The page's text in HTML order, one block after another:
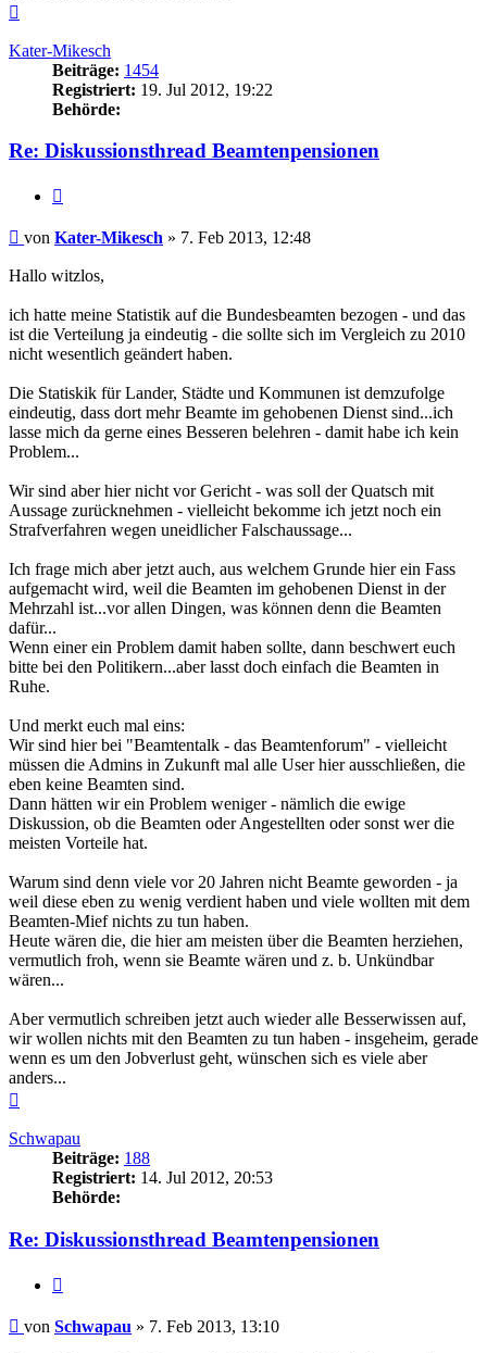
Kater-Mikesch
Beiträge: 1454
Registriert: 19. Jul 2012, 19:22
Behörde:
Re: Diskussionsthread Beamtenpensionen
Beitrag
von Kater-Mikesch » 7. Feb 2013, 12:48
Hallo witzlos,
ich hatte meine Statistik auf die Bundesbeamten bezogen - und das
ist die Verteilung ja eindeutig - die sollte sich im Vergleich zu 2010
nicht wesentlich geändert haben.
Die Statiskik für Lander, Städte und Kommunen ist demzufolge
eindeutig, dass dort mehr Beamte im gehobenen Dienst sind...ich
lasse mich da gerne eines Besseren belehren - damit habe ich kein
Problem...
Wir sind aber hier nicht vor Gericht - was soll der Quatsch mit
Aussage zurücknehmen - vielleicht bekomme ich jetzt noch ein
Strafverfahren wegen uneidlicher Falschaussage...
Ich frage mich aber jetzt auch, aus welchem Grunde hier ein Fass
aufgemacht wird, weil die Beamten im gehobenen Dienst in der
Mehrzahl ist...vor allen Dingen, was können denn die Beamten
dafür...
Wenn einer ein Problem damit haben sollte, dann beschwert euch
bitte bei den Politikern...aber lasst doch einfach die Beamten in
Ruhe.
Und merkt euch mal eins:
Wir sind hier bei "Beamtentalk - das Beamtenforum" - vielleicht
müssen die Admins in Zukunft mal alle User hier ausschließen, die
eben keine Beamten sind.
Dann hätten wir ein Problem weniger - nämlich die ewige
Diskussion, ob die Beamten oder Angestellten oder sonst wer die
meisten Vorteile hat.
Warum sind denn viele vor 20 Jahren nicht Beamte geworden - ja
weil diese eben zu wenig verdient haben und viele wollten mit dem
Beamten-Mief nichts zu tun haben.
Heute wären die, die hier am meisten über die Beamten herziehen,
vermutlich froh, wenn sie Beamte wären und z. b. Unkündbar
wären...
Aber vermutlich schreiben jetzt auch wieder alle Besserwissen auf,
wir wollen nichts mit den Beamten zu tun haben - insgeheim, gerade
wenn es um den Jobverlust geht, wünschen sich es viele aber
anders...
Schwapau
Beiträge: 188
Registriert: 14. Jul 2012, 20:53
Behörde:
Re: Diskussionsthread Beamtenpensionen
Beitrag
von Schwapau » 7. Feb 2013, 13:10